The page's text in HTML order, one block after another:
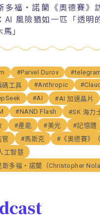
多福・諾蘭《奧德賽》
AI 風險猶如一匹「透明
」
#Parvel Durov
碼工具
#Anthropic
#AI #AI 加速晶片
#NAND Flash #SK 海力
#產能 #美光 #記憶體
管
#馬斯克
#《奧德賽》
工智慧
斯多福・諾蘭（Christopher